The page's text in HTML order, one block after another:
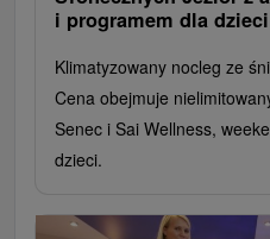
i programem dla dzieci
Klimatyzowany nocleg ze
Cena obejmuje
Senec i Sai Wellness,
dzieci.